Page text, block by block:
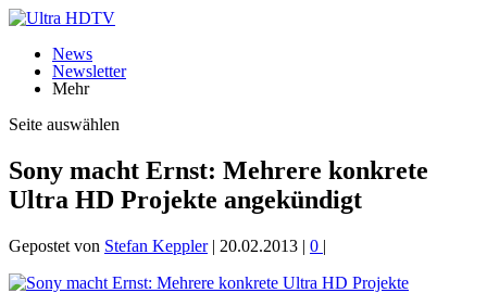
News
Newsletter
Mehr
Seite auswählen
Sony macht Ernst: Mehrere konkrete
Ultra HD Projekte angekündigt
Gepostet von Stefan Keppler| 20.02.2013 | 0 |